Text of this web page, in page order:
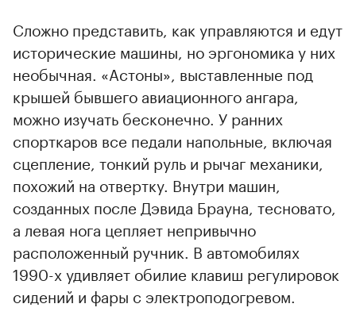
Сложно представить, как управляются и едут
исторические машины, но эргономика у них
необычная. «Астоны», выставленные под
крышей бывшего авиационного ангара,
можно изучать бесконечно. У ранних
спорткаров все педали напольные, включая
сцепление, тонкий руль и рычаг механики,
похожий на отвертку. Внутри машин,
созданных после Дэвида Брауна, тесновато,
а левая нога цепляет непривычно
расположенный ручник. В автомобилях
1990-х удивляет обилие клавиш регулировок
сидений и фары с электроподогревом.